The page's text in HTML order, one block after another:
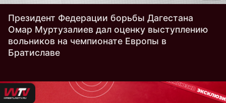
Президент Федерации борьбы Дагестана
Омар Муртузалиев дал оценку выступлению
вольников на чемпионате Европы в
Братиславе